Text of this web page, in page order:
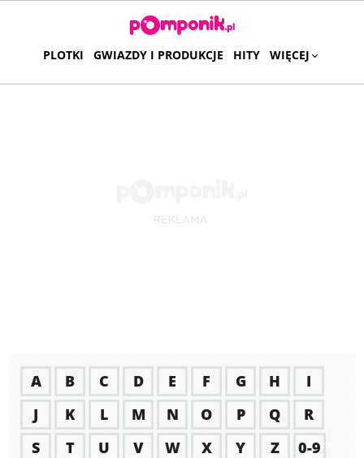
PLOTKI GWIAZDY I PRODUKCJE HITY WIĘCEJ
A B C D E F G H
I
J
K L M N O P Q
R
S
T U V W X Y Z
0-9